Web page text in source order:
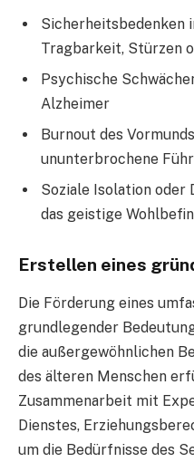
Sicherheitsbedenken
Tragbarkeit, Stürzen
Psychische
Alzheimer
Burnout des
ununterbrochene
Soziale Isolation oder
das geistige
Erstellen eines
Die Förderung eines
grundlegender
die außergewöhnlichen
des älteren Menschen
Zusammenarbeit mit
Dienstes,
um die Bedürfnisse des